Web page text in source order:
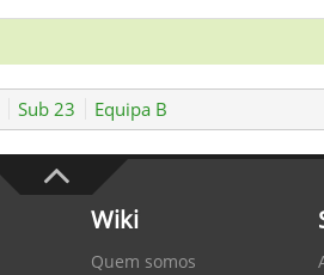
Sub 23 Equipa B
Wiki
Quem somos